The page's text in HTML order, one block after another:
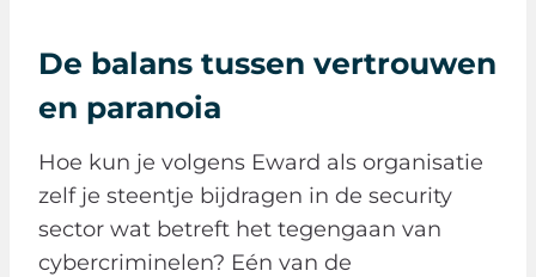
De balans tussen vertrouwen
en paranoia
Hoe kun je volgens Eward als organisatie
zelf je steentje bijdragen in de security
sector wat betreft het tegengaan van
cybercriminelen? Eén van de